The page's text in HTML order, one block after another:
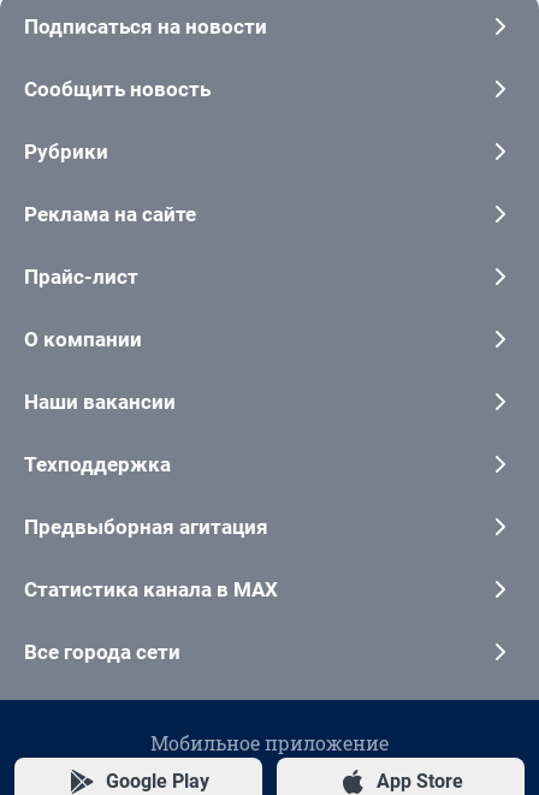
Подписаться на новости
Сообщить новость
Рубрики
Реклама на сайте
Прайс-лист
О компании
Наши вакансии
Техподдержка
Предвыборная агитация
Статистика канала в MAX
Все города сети
Мобильное приложение
Google Play App Store